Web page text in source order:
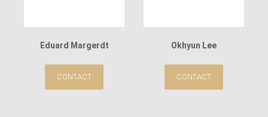
Eduard Margerdt
CONTACT
Okhyun Lee
CONTACT